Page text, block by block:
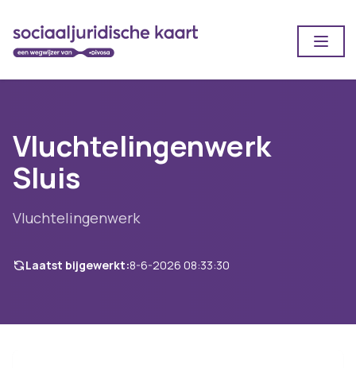
Vluchtelingenwerk
Sluis
Vluchtelingenwerk
Laatst bijgewerkt:8-6-2026 08:33:30